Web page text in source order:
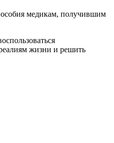
медикам, получившим
жизни и решить